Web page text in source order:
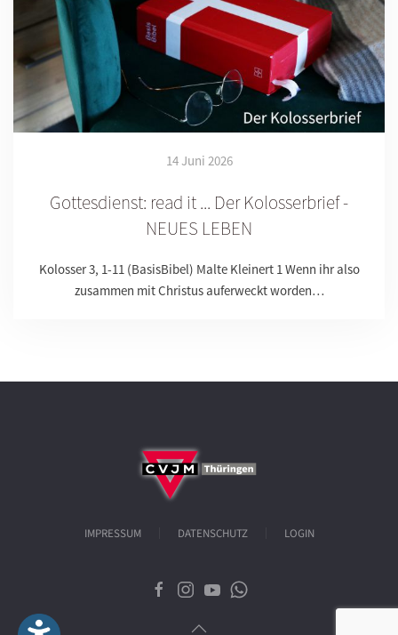
14 Juni 2026
Gottesdienst: read it ... Der Kolosserbrief -
NEUES LEBEN
Kolosser 3, 1-11 (BasisBibel) Malte Kleinert 1 Wenn ihr also
zusammen mit Christus auferweckt worden…
IMPRESSUM DATENSCHUTZ LOGIN